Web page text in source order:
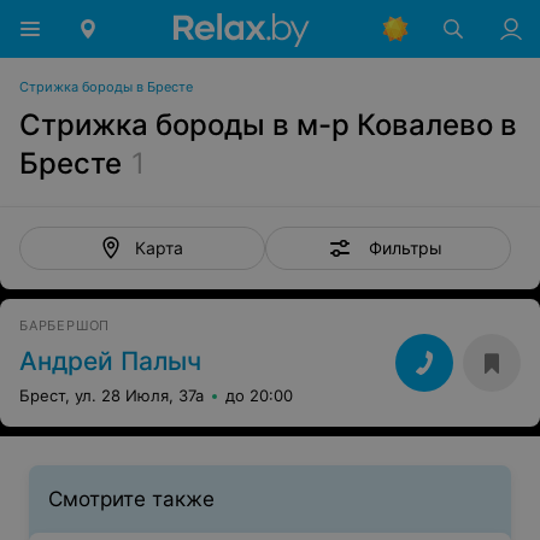
Стрижка бороды в Бресте
Стрижка бороды в м-р Ковалево в
Бресте 1
Карта Фильтры
БАРБЕРШОП
Андрей Палыч
Брест, ул. 28 Июля, 37а до 20:00
Смотрите также